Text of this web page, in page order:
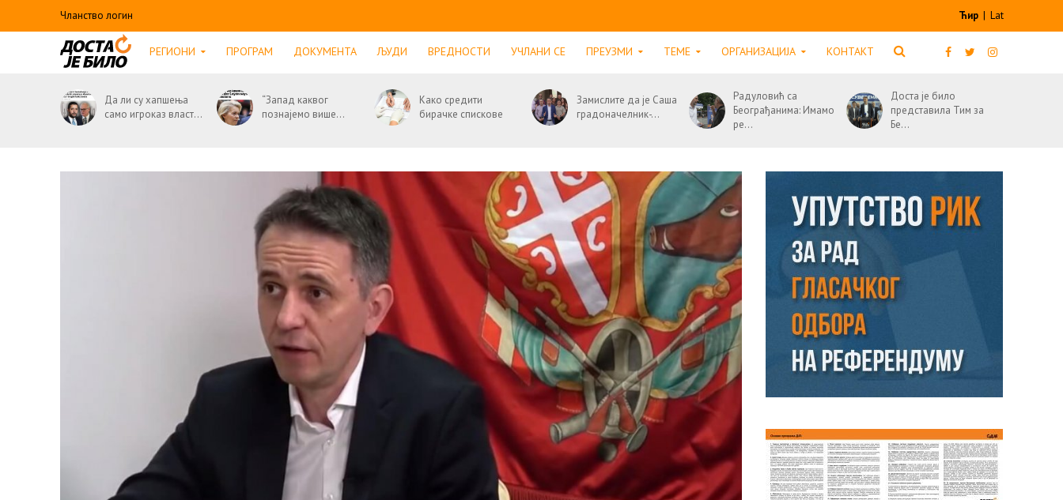
Чланство логин Ћир | Lat
РЕГИОНИ ПРОГРАМ ДОКУМЕНТА ЉУДИ ВРЕДНОСТИ УЧЛАНИ СЕ ПРЕУЗМИ ТЕМЕ ОРГАНИЗАЦИЈА КОНТАКТ
Да ли су хапшења
само игроказ власт...
“Запад каквог
познајемо више...
Како средити
бирачке спискове
Замислите да је Саша
градоначелник-...
Радуловић са
Београђанима: Имамо
ре...
Доста је било
представила Тим за
Бе...